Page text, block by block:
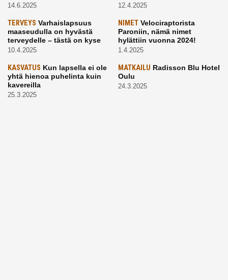
14.6.2025 12.4.2025
TERVEYS Varhaislapsuus
maaseudulla on hyvästä
terveydelle – tästä on kyse
10.4.2025
NIMETVelociraptorista
Paroniin, nämä nimet
hylättiin vuonna 2024!
1.4.2025
KASVATUS Kun lapsella ei ole
yhtä hienoa puhelinta kuin
kavereilla
25.3.2025
MATKAILU Radisson Blu Hotel
Oulu
24.3.2025